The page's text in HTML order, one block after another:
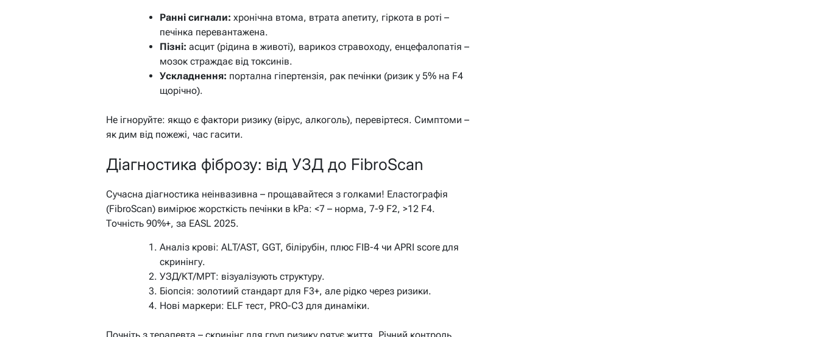
Ранні сигнали: хронічна втома, втрата апетиту, гіркота в роті –
печінка перевантажена.
Пізні: асцит (рідина в животі), варикоз стравоходу, енцефалопатія –
мозок страждає від токсинів.
Ускладнення: портална гіпертензія, рак печінки (ризик у 5% на F4
щорічно).
Не ігноруйте: якщо є фактори ризику (вірус, алкоголь), перевіртеся. Симптоми –
як дим від пожежі, час гасити.
Діагностика фіброзу: від УЗД до FibroScan
Сучасна діагностика неінвазивна – прощавайтеся з голками! Еластографія
(FibroScan) вимірює жорсткість печінки в kPa: <7 – норма, 7-9 F2, >12 F4.
Точність 90%+, за EASL 2025.
Аналіз крові: ALT/AST, GGT, білірубін, плюс FIB-4 чи APRI score для
скринінгу.
УЗД/КТ/МРТ: візуалізують структуру.
Біопсія: золотиий стандарт для F3+, але рідко через ризики.
Нові маркери: ELF тест, PRO-C3 для динаміки.